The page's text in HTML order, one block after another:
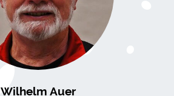
Wilhelm Auer